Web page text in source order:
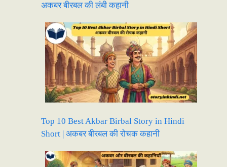
अकबर बीरबल की लंबी कहानी
Top 10 Best Akbar Birbal Story in Hindi
Short | अकबर बीरबल की रोचक कहानी